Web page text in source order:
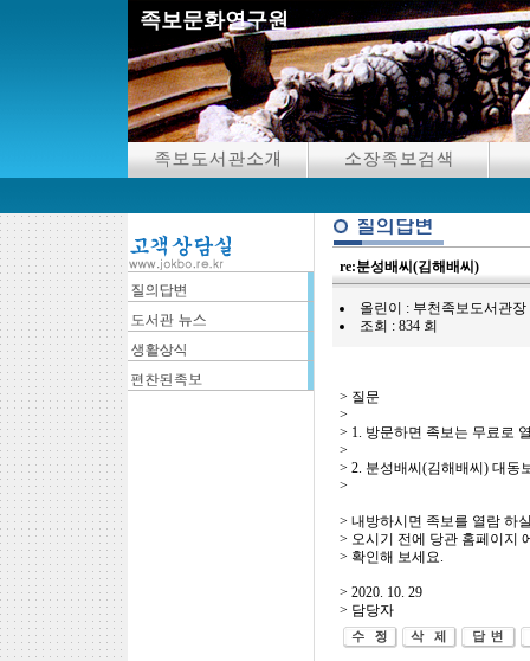
족보문화연구원
re:분성배씨(김해배씨)
올린이 : 부천족보도서관장
조회 : 834 회
> 질문
>
> 1. 방문하면 족보는 무료로
>
> 2. 분성배씨(김해배씨) 대동
>
> 내방하시면 족보를 열람 하
> 오시기 전에 당관 홈페이지
> 확인해 보세요.
> 2020. 10. 29
> 담당자